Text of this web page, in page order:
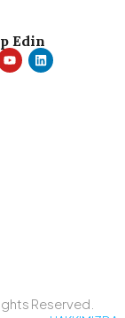
Edin
Reserved.